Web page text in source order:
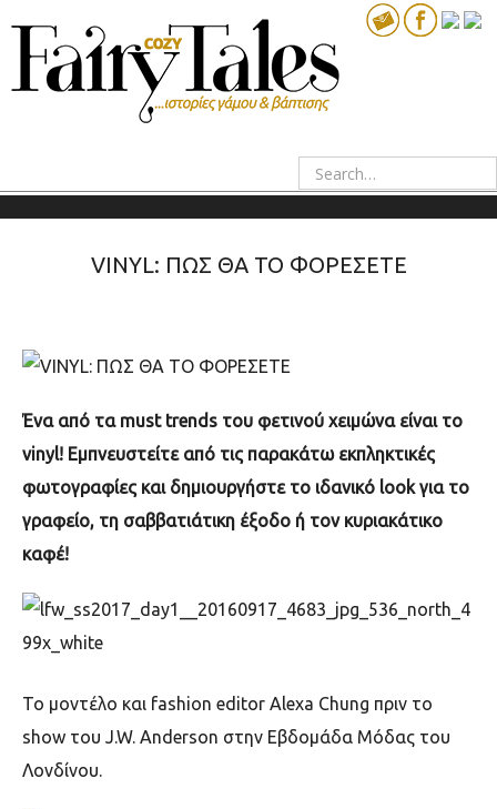
VINYL: ΠΩΣ ΘΑ ΤΟ ΦΟΡΕΣΕΤΕ
Ένα από τα must trends του φετινού χειμώνα είναι το
vinyl! Εμπνευστείτε από τις παρακάτω εκπληκτικές
φωτογραφίες και δημιουργήστε το ιδανικό lookγια το
γραφείο, τη σαββατιάτικη έξοδο ή τον κυριακάτικο
καφέ!
Το μοντέλο και fashion editor Alexa Chung πριν το
show του J.W. Anderson στην Εβδομάδα Μόδας του
Λονδίνου.